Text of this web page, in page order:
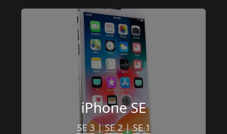
iPhone SE
SE 3 | SE 2 | SE 1